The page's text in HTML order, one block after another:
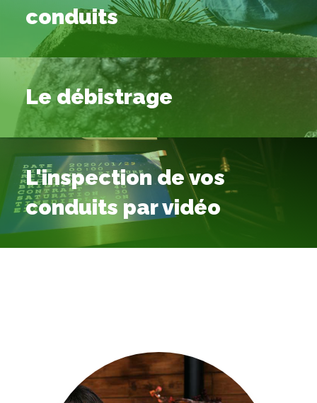
conduits
Le débistrage
L'inspection de vos
conduits par vidéo